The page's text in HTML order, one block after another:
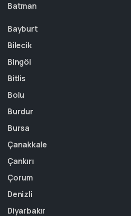
Batman
Bayburt
Bilecik
Bingöl
Bitlis
Bolu
Burdur
Bursa
Çanakkale
Çankırı
Çorum
Denizli
Diyarbakır